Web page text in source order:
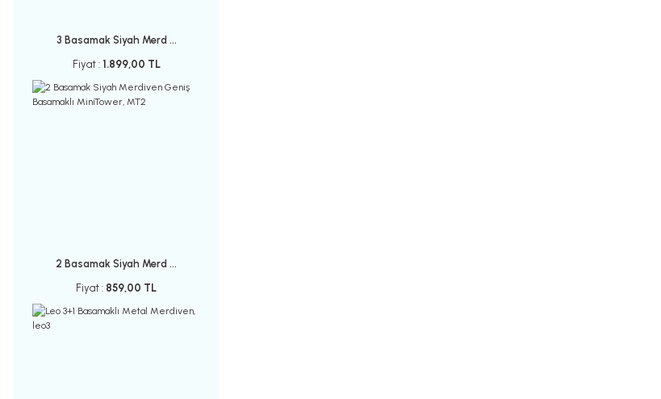
3 Basamak Siyah Merd ...
Fiyat : 1.899,00 TL
2 Basamak Siyah Merd ...
Fiyat : 859,00 TL